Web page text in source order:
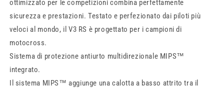
ottimizzato per le competizioni combina perfettamente
sicurezza e prestazioni. Testato e perfezionato dai piloti più
veloci al mondo, il V3 RS è progettato per i campioni di
motocross.
Sistema di protezione antiurto multidirezionale MIPS™
integrato.
Il sistema MIPS™ aggiunge una calotta a basso attrito tra il